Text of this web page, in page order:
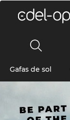
Gafas de sol